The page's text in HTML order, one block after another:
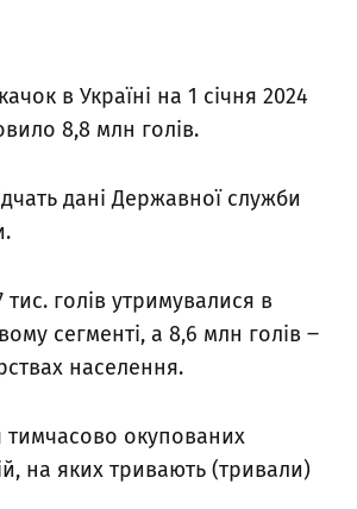
в Україні на 1 січня 2024
8,8 млн голів.
дані Державної служби
голів утримувалися в
сегменті, а 8,6 млн голів ‒
населення.
тимчасово окупованих
на яких тривають (тривали)